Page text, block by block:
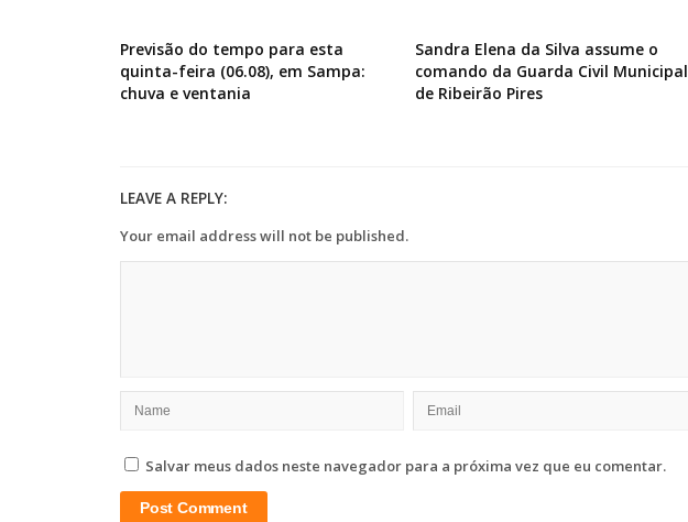
Previsão do tempo para esta
quinta-feira (06.08), em Sampa:
chuva e ventania
Sandra Elena da Silva assume o
comando da Guarda Civil Municipal
de Ribeirão Pires
LEAVE A REPLY:
Your email address will not be published.
Salvar meus dados neste navegador para a próxima vez que eu comentar.